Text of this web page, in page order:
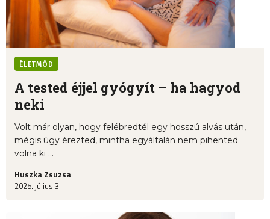
ÉLETMÓD
A tested éjjel gyógyít – ha hagyod
neki
Volt már olyan, hogy felébredtél egy hosszú alvás után,
mégis úgy érezted, mintha egyáltalán nem pihented
volna ki ...
Huszka Zsuzsa
2025. július 3.